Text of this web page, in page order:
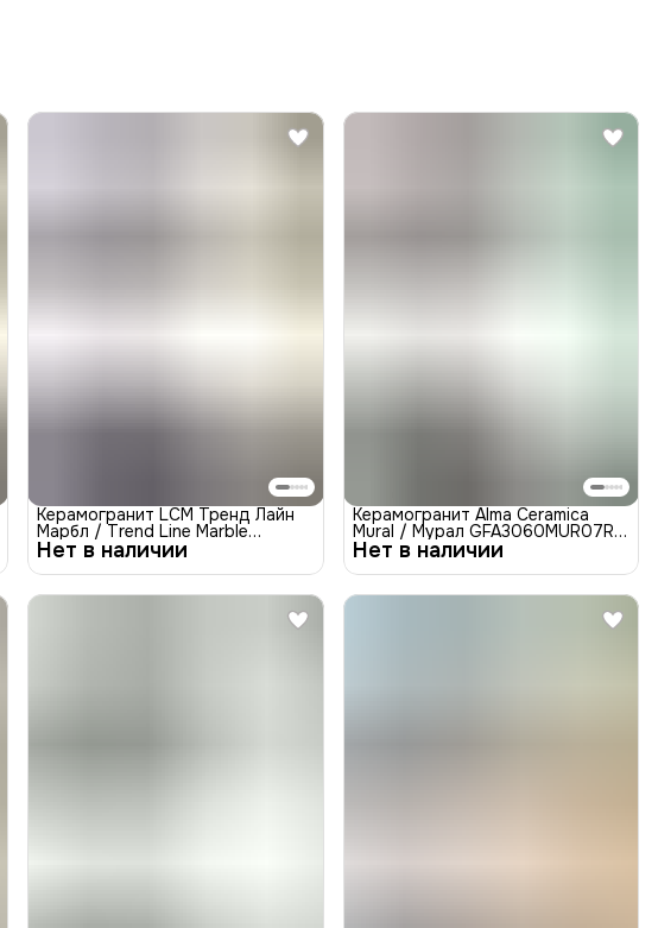
Нет в наличии
Керамогранит LCM Тренд Лайн
Марбл / Trend Line Marble
8080TRL01M Матовая 800x800 Нет в наличии
Керамогранит Alma Ceramica
Mural / Мурал GFA3060MUR07R
Матовый 30x60